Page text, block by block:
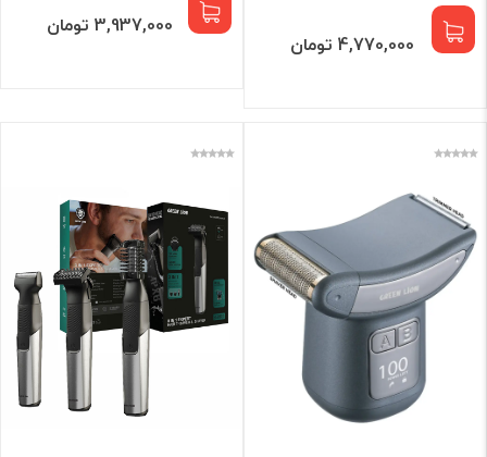
4,770,000 تومان
3,937,000 تومان